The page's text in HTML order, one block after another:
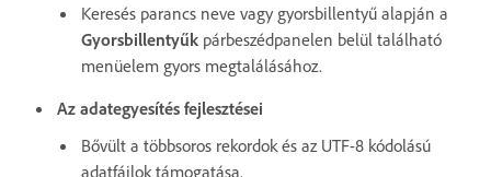
Keresés parancs neve vagy gyorsbillentyű alapján a
Gyorsbillentyűk párbeszédpanelen belül található
menüelem gyors megtalálásához.
Az adategyesítés fejlesztései
Bővült a többsoros rekordok és az UTF-8 kódolású
adatfájlok támogatása.